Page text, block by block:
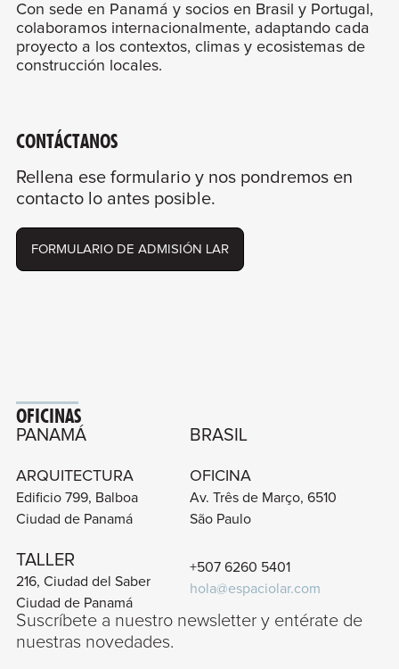
Con sede en Panamá y socios en Brasil y Portugal,
colaboramos internacionalmente, adaptando cada
proyecto a los contextos, climas y ecosistemas de
construcción locales.
CONTÁCTANOS
Rellena ese formulario y nos pondremos en
contacto lo antes posible.
FORMULARIO DE ADMISIÓN LAR
OFICINAS
PANAMÁ
ARQUITECTURA
Edificio 799, Balboa
Ciudad de Panamá
BRASIL
OFICINA
Av. Três de Março, 6510
São Paulo
TALLER
216, Ciudad del Saber
Ciudad de Panamá
+507 6260 5401
hola@espaciolar.com
Suscríbete a nuestro newsletter y entérate de
nuestras novedades.